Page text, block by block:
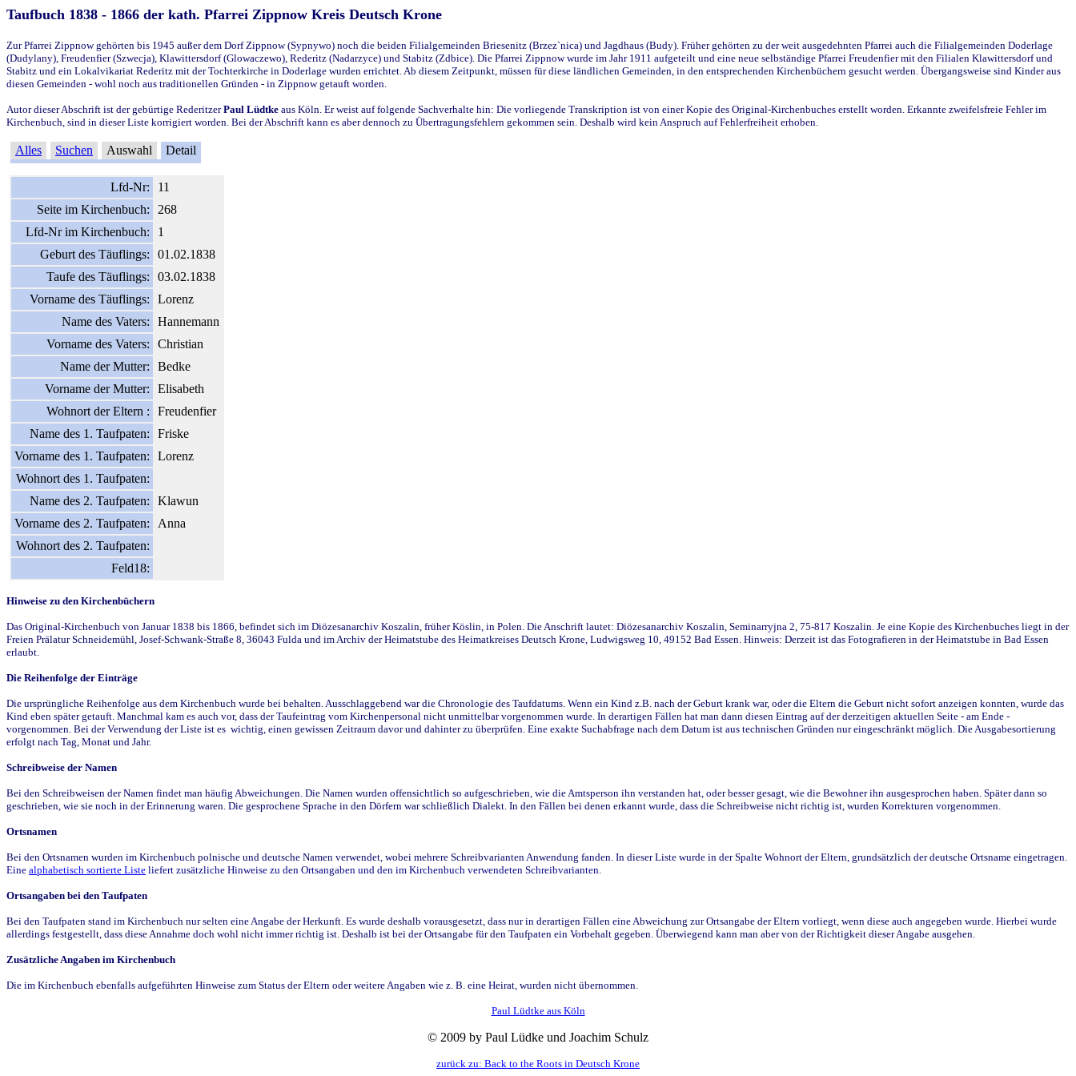
Taufbuch 1838 - 1866 der kath. Pfarrei Zippnow Kreis Deutsch Krone
Zur Pfarrei Zippnow gehörten bis 1945 außer dem Dorf Zippnow (Sypnywo) noch die beiden Filialgemeinden Briesenitz (Brzez`nica) und Jagdhaus (Budy). Früher gehörten zu der weit ausgedehnten Pfarrei auch die Filialgemeinden Doderlage
(Dudylany), Freudenfier (Szwecja), Klawittersdorf (Glowaczewo), Rederitz (Nadarzyce) und Stabitz (Zdbice). Die Pfarrei Zippnow wurde im Jahr 1911 aufgeteilt und eine neue selbständige Pfarrei Freudenfier mit den Filialen Klawittersdorf und
Stabitz und ein Lokalvikariat Rederitz mit der Tochterkirche in Doderlage wurden errichtet. Ab diesem Zeitpunkt, müssen für diese ländlichen Gemeinden, in den entsprechenden Kirchenbüchern gesucht werden. Übergangsweise sind Kinder aus
diesen Gemeinden - wohl noch aus traditionellen Gründen - in Zippnow getauft worden.
Autor dieser Abschrift ist der gebürtige RederitzerPaul Lüdtke aus Köln. Er weist auf folgende Sachverhalte hin: Die vorliegende Transkription ist von einer Kopie des Original-Kirchenbuches erstellt worden. Erkannte zweifelsfreie Fehler im
Kirchenbuch, sind in dieser Liste korrigiert worden. Bei der Abschrift kann es aber dennoch zu Übertragungsfehlern gekommen sein. Deshalb wird kein Anspruch auf Fehlerfreiheit erhoben.
Alles Suchen Auswahl Detail
Lfd-Nr:
11
Seite im Kirchenbuch:
268
Lfd-Nr im Kirchenbuch:
1
Geburt des Täuflings:
01.02.1838
Taufe des Täuflings:
03.02.1838
Vorname des Täuflings:
Lorenz
Name des Vaters:
Hannemann
Vorname des Vaters:
Christian
Name der Mutter:
Bedke
Vorname der Mutter:
Elisabeth
Wohnort der Eltern :
Freudenfier
Name des 1. Taufpaten:
Friske
Vorname des 1. Taufpaten:
Lorenz
Wohnort des 1. Taufpaten:
Name des 2. Taufpaten:
Klawun
Vorname des 2. Taufpaten:
Anna
Wohnort des 2. Taufpaten:
Feld18:
Hinweise zu den Kirchenbüchern
Das Original-Kirchenbuch von Januar 1838 bis 1866, befindet sich im Diözesanarchiv Koszalin, früher Köslin, in Polen. Die Anschrift lautet: Diözesanarchiv Koszalin, Seminarryjna 2, 75-817 Koszalin. Je eine Kopie des Kirchenbuches liegt in der
Freien Prälatur Schneidemühl, Josef-Schwank-Straße 8, 36043 Fulda und im Archiv der Heimatstube des Heimatkreises Deutsch Krone, Ludwigsweg 10, 49152 Bad Essen. Hinweis: Derzeit ist das Fotografieren in der Heimatstube in Bad Essen
erlaubt.
Die Reihenfolge der Einträge
Die ursprüngliche Reihenfolge aus dem Kirchenbuch wurde bei behalten. Ausschlaggebend war die Chronologie des Taufdatums. Wenn ein Kind z.B. nach der Geburt krank war, oder die Eltern die Geburt nicht sofort anzeigen konnten, wurde das
Kind eben später getauft. Manchmal kam es auch vor, dass der Taufeintrag vom Kirchenpersonal nicht unmittelbar vorgenommen wurde. In derartigen Fällen hat man dann diesen Eintrag auf der derzeitigen aktuellen Seite - am Ende -
vorgenommen. Bei der Verwendung der Liste ist es wichtig, einen gewissen Zeitraum davor und dahinter zu überprüfen. Eine exakte Suchabfrage nach dem Datum ist aus technischen Gründen nur eingeschränkt möglich. Die Ausgabesortierung
erfolgt nach Tag, Monat und Jahr.
Schreibweise der Namen
Bei den Schreibweisen der Namen findet man häufig Abweichungen. Die Namen wurden offensichtlich so aufgeschrieben, wie die Amtsperson ihn verstanden hat, oder besser gesagt, wie die Bewohner ihn ausgesprochen haben. Später dann so
geschrieben, wie sie noch in der Erinnerung waren. Die gesprochene Sprache in den Dörfern war schließlich Dialekt. In den Fällen bei denen erkannt wurde, dass die Schreibweise nicht richtig ist, wurden Korrekturen vorgenommen.
Ortsnamen
Bei den Ortsnamen wurden im Kirchenbuch polnische und deutsche Namen verwendet, wobei mehrere Schreibvarianten Anwendung fanden. In dieser Liste wurde in der Spalte Wohnort der Eltern, grundsätzlich der deutsche Ortsname eingetragen.
Eine alphabetisch sortierte Liste liefert zusätzliche Hinweise zu den Ortsangaben und den im Kirchenbuch verwendeten Schreibvarianten.
Ortsangaben bei den Taufpaten
Bei den Taufpaten stand im Kirchenbuch nur selten eine Angabe der Herkunft. Es wurde deshalb vorausgesetzt, dass nur in derartigen Fällen eine Abweichung zur Ortsangabe der Eltern vorliegt, wenn diese auch angegeben wurde. Hierbei wurde
allerdings festgestellt, dass diese Annahme doch wohl nicht immer richtig ist. Deshalb ist bei der Ortsangabe für den Taufpaten ein Vorbehalt gegeben. Überwiegend kann man aber von der Richtigkeit dieser Angabe ausgehen.
Zusätzliche Angaben im Kirchenbuch
Die im Kirchenbuch ebenfalls aufgeführten Hinweise zum Status der Eltern oder weitere Angaben wie z. B. eine Heirat, wurden nicht übernommen.
Paul Lüdtke aus Köln
© 2009 by Paul Lüdke und Joachim Schulz
zurück zu: Back to the Roots in Deutsch Krone